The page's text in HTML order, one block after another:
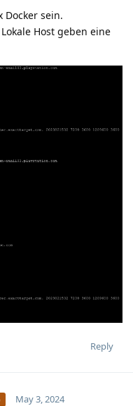
Docker sein.
Host geben eine
Reply
May 3, 2024